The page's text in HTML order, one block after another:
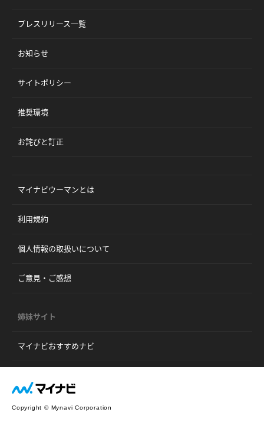
プレスリリース一覧
お知らせ
サイトポリシー
推奨環境
お詫びと訂正
マイナビウーマンとは
利用規約
個人情報の取扱いについて
ご意見・ご感想
姉妹サイト
マイナビおすすめナビ
Copyright © Mynavi Corporation